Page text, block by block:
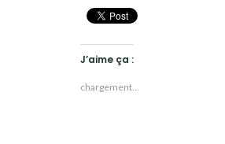
J’aime ça :
chargement…